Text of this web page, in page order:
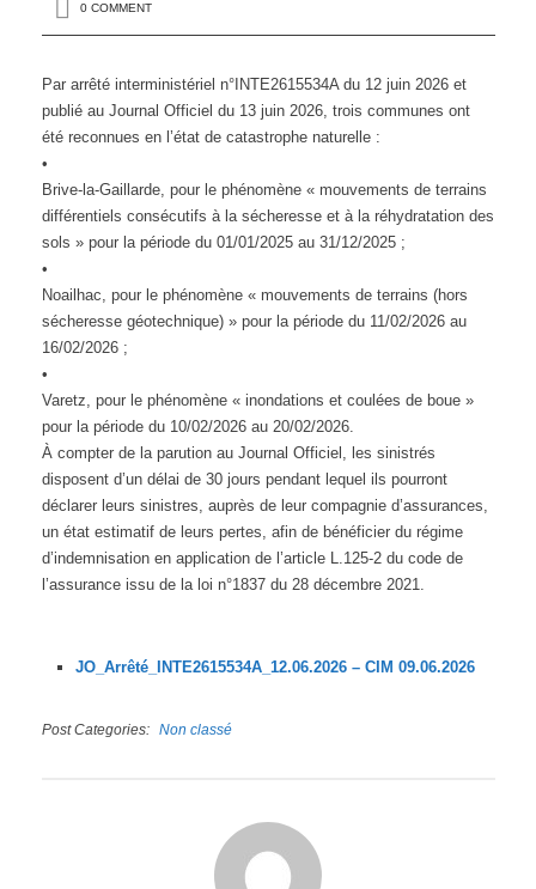
0 COMMENT
Par arrêté interministériel n°INTE2615534A du 12 juin 2026 et
publié au Journal Officiel du 13 juin 2026, trois communes ont
été reconnues en l’état de catastrophe naturelle :
•
Brive-la-Gaillarde, pour le phénomène « mouvements de terrains
différentiels consécutifs à la sécheresse et à la réhydratation des
sols » pour la période du 01/01/2025 au 31/12/2025 ;
•
Noailhac, pour le phénomène « mouvements de terrains (hors
sécheresse géotechnique) » pour la période du 11/02/2026 au
16/02/2026 ;
•
Varetz, pour le phénomène « inondations et coulées de boue »
pour la période du 10/02/2026 au 20/02/2026.
À compter de la parution au Journal Officiel, les sinistrés
disposent d’un délai de 30 jours pendant lequel ils pourront
déclarer leurs sinistres, auprès de leur compagnie d’assurances,
un état estimatif de leurs pertes, afin de bénéficier du régime
d’indemnisation en application de l’article L.125-2 du code de
l’assurance issu de la loi n°1837 du 28 décembre 2021.
JO_Arrêté_INTE2615534A_12.06.2026 – CIM 09.06.2026
Post Categories Non classé